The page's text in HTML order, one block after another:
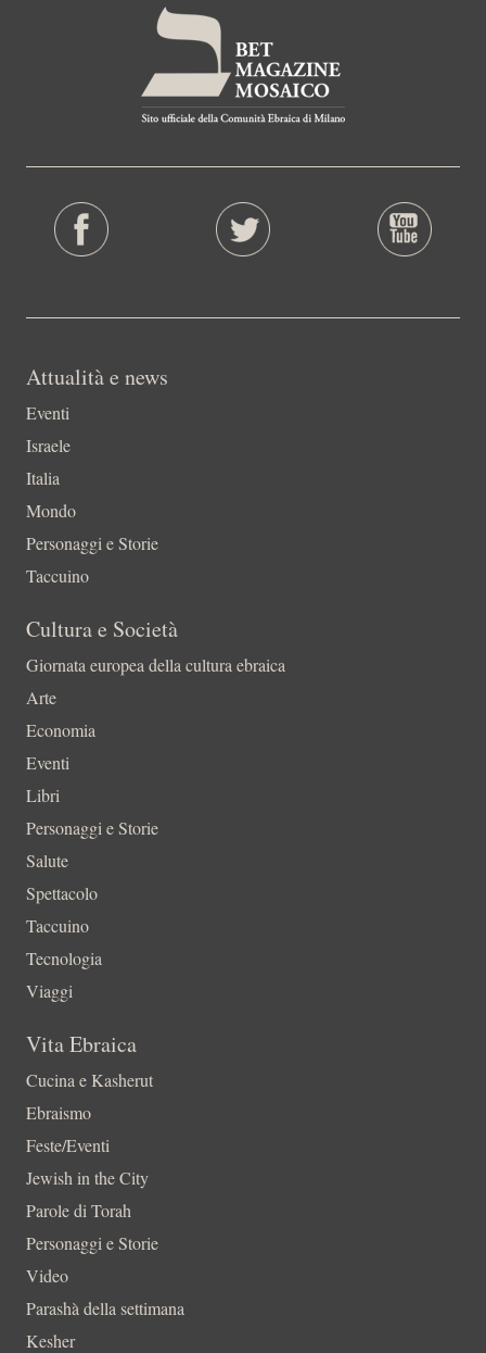
Attualità e news
Eventi
Israele
Italia
Mondo
Personaggi e Storie
Taccuino
Cultura e Società
Giornata europea della cultura ebraica
Arte
Economia
Eventi
Libri
Personaggi e Storie
Salute
Spettacolo
Taccuino
Tecnologia
Viaggi
Vita Ebraica
Cucina e Kasherut
Ebraismo
Feste/Eventi
Jewish in the City
Parole di Torah
Personaggi e Storie
Video
Parashà della settimana
Kesher